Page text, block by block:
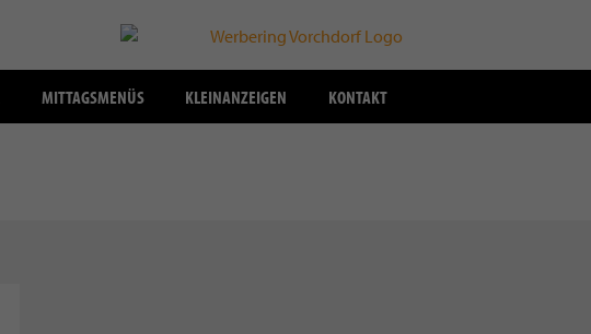
MITTAGSMENÜS KLEINANZEIGEN KONTAKT